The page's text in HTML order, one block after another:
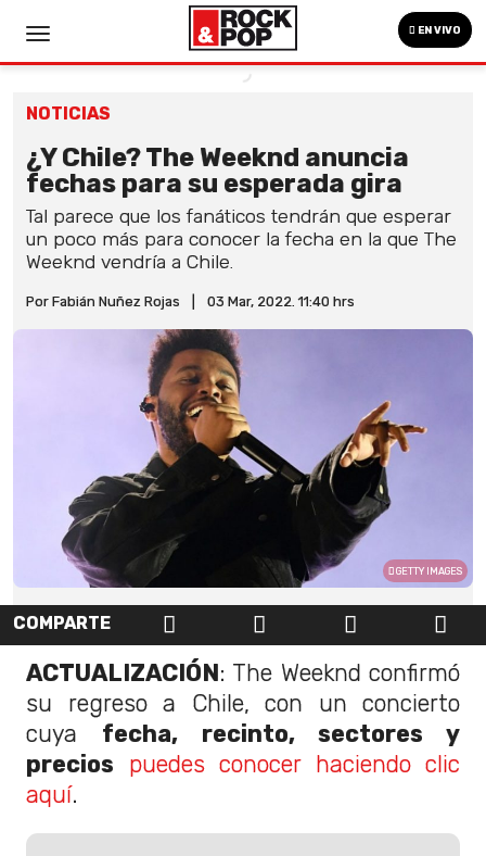
EN VIVO
NOTICIAS
¿Y Chile? The Weeknd anuncia
fechas para su esperada gira
Tal parece que los fanáticos tendrán que esperar
un poco más para conocer la fecha en la que The
Weeknd vendría a Chile.
Por Fabián Nuñez Rojas 03 Mar, 2022. 11:40 hrs
GETTY IMAGES
COMPARTE
ACTUALIZACIÓN: The Weeknd confirmó
su regreso a Chile, con un concierto
cuya fecha, recinto, sectores y
precios
puedes conocer haciendo clic
aquí.